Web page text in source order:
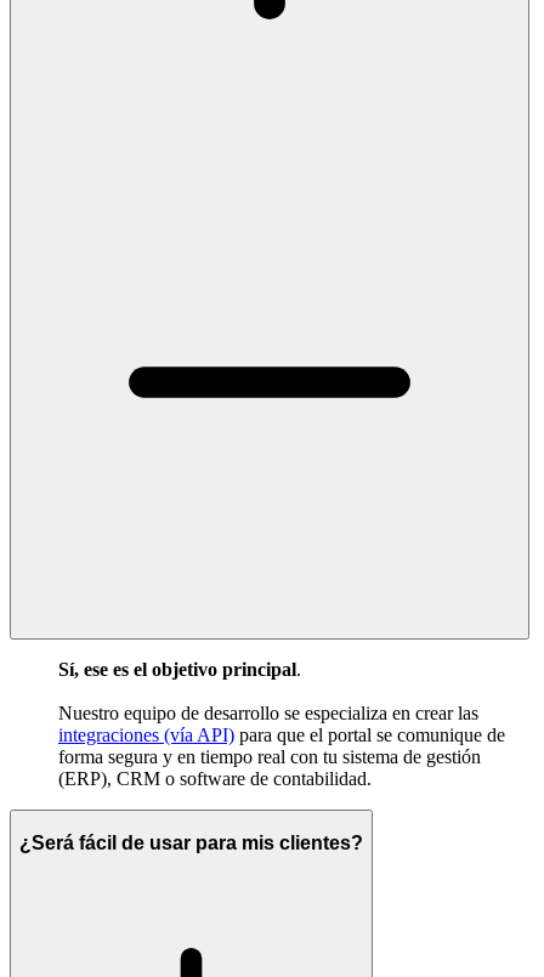
Sí, ese es el objetivo principal.
Nuestro equipo de desarrollo se especializa en crear las
integraciones (vía API) para que el portal se comunique de
forma segura y en tiempo real con tu sistema de gestión
(ERP), CRM o software de contabilidad.
¿Será fácil de usar para mis clientes?